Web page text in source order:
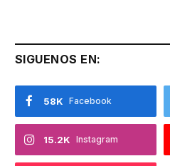
SIGUENOS EN:
Facebook
58K
Instagram
15.2K